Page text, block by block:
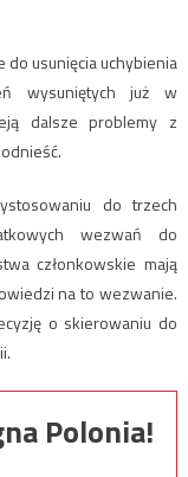
usunięcia uchybienia
wysuniętych już w
dalsze problemy z
do trzech
wezwań do
członkowskie mają
na to wezwanie.
o skierowaniu do
Polonia!